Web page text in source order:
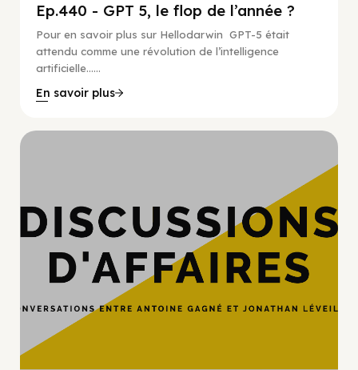
Ep.440 - GPT 5, le flop de l’année ?
Pour en savoir plus sur Hellodarwin GPT-5 était
attendu comme une révolution de l’intelligence
artificielle…...
En savoir plus